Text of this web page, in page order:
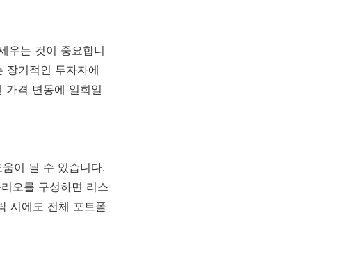
우는 것이 중요합니
장기적인 투자자에
가격 변동에 일희일
이 될 수 있습니다.
오를 구성하면 리스
시에도 전체 포트폴